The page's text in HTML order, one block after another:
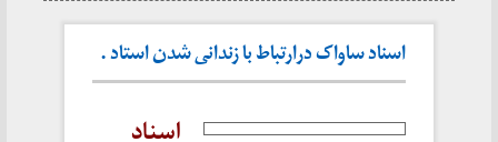
اسناد ساواک درارتباط با زندانی شدن استاد .
اسناد